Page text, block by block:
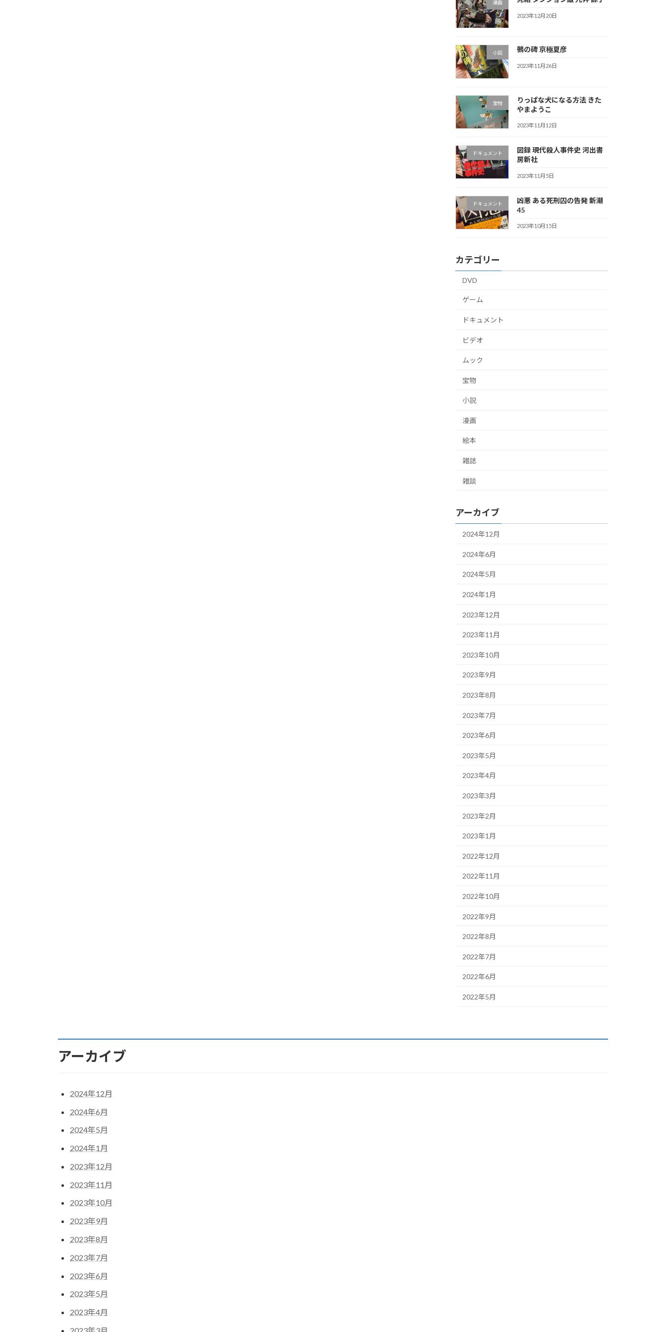
漫画
2023年12月20日
小説 鵺の碑 京極夏彦
2023年11月26日
宝物
りっぱな犬になる方法 きた
やまようこ
2023年11月12日
ドキュメント
図録 現代殺人事件史 河出書
房新社
2023年11月5日
ドキュメント
凶悪 ある死刑囚の告発 新潮
45
2023年10月15日
カテゴリー
DVD
ゲーム
ドキュメント
ビデオ
ムック
宝物
小説
漫画
絵本
雑誌
雑談
アーカイブ
2024年12月
2024年6月
2024年5月
2024年1月
2023年12月
2023年11月
2023年10月
2023年9月
2023年8月
2023年7月
2023年6月
2023年5月
2023年4月
2023年3月
2023年2月
2023年1月
2022年12月
2022年11月
2022年10月
2022年9月
2022年8月
2022年7月
2022年6月
2022年5月
アーカイブ
2024年12月
2024年6月
2024年5月
2024年1月
2023年12月
2023年11月
2023年10月
2023年9月
2023年8月
2023年7月
2023年6月
2023年5月
2023年4月